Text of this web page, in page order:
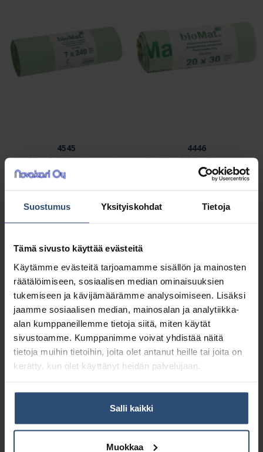
Suostumus Yksityiskohdat Tietoja
Tämä sivusto käyttää evästeitä
Käytämme evästeitä tarjoamamme sisällön ja mainosten
räätälöimiseen, sosiaalisen median ominaisuuksien
tukemiseen ja kävijämäärämme analysoimiseen. Lisäksi
jaamme sosiaalisen median, mainosalan ja analytiikka-
alan kumppaneillemme tietoja siitä, miten käytät
sivustoamme. Kumppanimme voivat yhdistää näitä
tietoja muihin tietoihin, joita olet antanut heille tai joita on
kerätty, kun olet käyttänyt heidän palvelujaan.
Salli kaikki
Muokkaa
4545
bioMat 240 ltr biopussi,
7 kpl/rll
4446
bioMat 30 ltr biopussi,
20 kpl/rll
1100
bioMat 35 ltr biopussi,
20 kpl/rll
3,33€
5054
bioMat 40 ltr biopussi,
10 kpl/rll
2,02€